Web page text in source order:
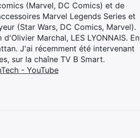
(Marvel, DC Comics) et de
Marvel Legends Series et
(Star Wars, DC Comics, Marvel).
Marchal, LES LYONNAIS. En
J'ai récemment été intervenant
sur la chaîne TV B Smart.
- YouTube